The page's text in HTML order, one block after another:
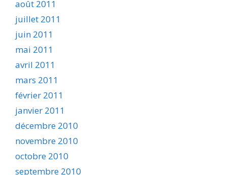
août 2011
juillet 2011
juin 2011
mai 2011
avril 2011
mars 2011
février 2011
janvier 2011
décembre 2010
novembre 2010
octobre 2010
septembre 2010